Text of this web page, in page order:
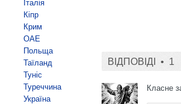
ВІДПОВІДІ • 1
Класне
Італія
Кіпр
Крим
ОАЕ
Польща
Таїланд
Туніс
Туреччина
Україна